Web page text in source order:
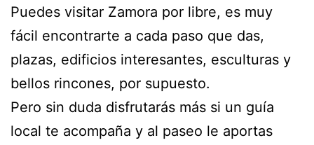
Puedes visitar Zamora por libre, es muy
fácil encontrarte a cada paso que das,
plazas, edificios interesantes, esculturas y
bellos rincones, por supuesto.
Pero sin duda disfrutarás más si un guía
local te acompaña y al paseo le aportas